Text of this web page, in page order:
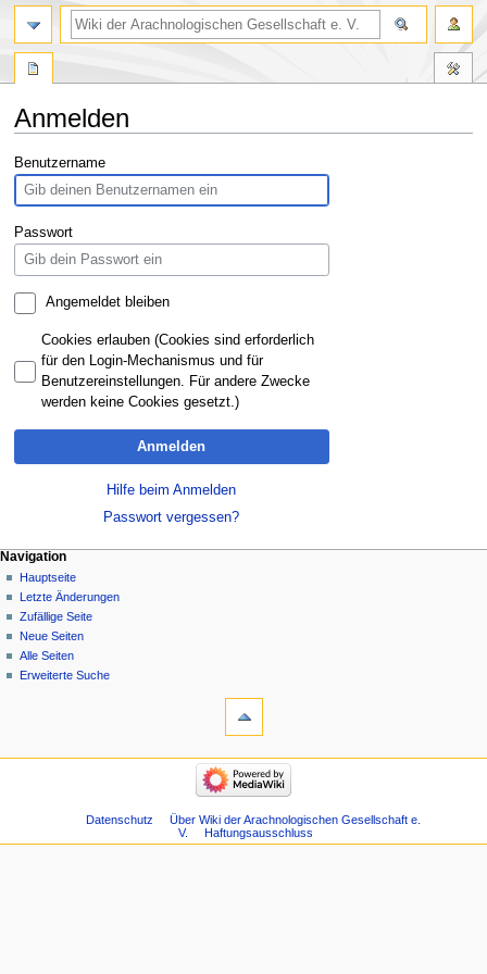
Anmelden
Zur
Navigation
springen
Zur
Suche
springen
Benutzername
Passwort
Angemeldet bleiben
Cookies erlauben (Cookies sind erforderlich
für den Login-Mechanismus und für
Benutzereinstellungen. Für andere Zwecke
werden keine Cookies gesetzt.)
Anmelden
Hilfe beim Anmelden
Passwort vergessen?
Navigation
Hauptseite
Letzte Änderungen
Zufällige Seite
Neue Seiten
Alle Seiten
Erweiterte Suche
Datenschutz
Über Wiki der Arachnologischen Gesellschaft e.
V.
Haftungsausschluss